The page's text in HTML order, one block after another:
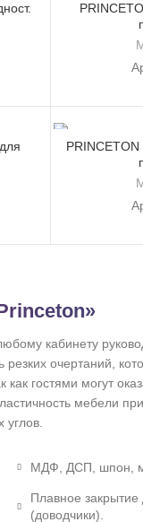
кабинету
очертаний,
гостями могут
мебели
углов.
МДФ, ДСП, шпон,
Плавное
(доводчики).